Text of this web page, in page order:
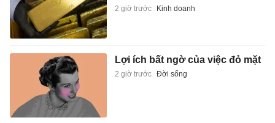
2 giờ trước Kinh doanh
Lợi ích bất ngờ của việc đỏ mặt
2 giờ trước Đời sống